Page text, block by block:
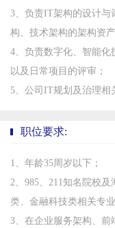
3、负责IT架构的设计与
构、技术架构的架构资产
4、负责数字化、智能化
以及日常项目的评审；
5、公司IT规划及治理相
职位要求:
1、年龄35周岁以下；
2、985、211知名院校
类、金融科技类相关专业
3、在企业服务架构、前